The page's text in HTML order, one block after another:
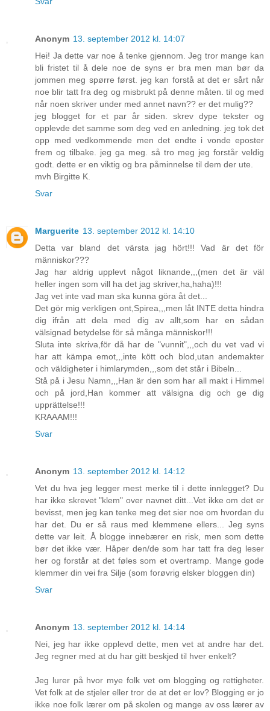
Anonym 13. september 2012 kl. 14:07
Hei! Ja dette var noe å tenke gjennom. Jeg tror mange kan
bli fristet til å dele noe de syns er bra men man bør da
jommen meg spørre først. jeg kan forstå at det er sårt når
noe blir tatt fra deg og misbrukt på denne måten. til og med
når noen skriver under med annet navn?? er det mulig??
jeg blogget for et par år siden. skrev dype tekster og
opplevde det samme som deg ved en anledning. jeg tok det
opp med vedkommende men det endte i vonde eposter
frem og tilbake. jeg ga meg. så tro meg jeg forstår veldig
godt. dette er en viktig og bra påminnelse til dem der ute.
mvh Birgitte K.
Svar
Marguerite 13. september 2012 kl. 14:10
Detta var bland det värsta jag hört!!! Vad är det för
människor???
Jag har aldrig upplevt något liknande,,,(men det är väl
heller ingen som vill ha det jag skriver,ha,haha)!!!
Jag vet inte vad man ska kunna göra åt det...
Det gör mig verkligen ont,Spirea,,,men låt INTE detta hindra
dig ifrån att dela med dig av allt,som har en sådan
välsignad betydelse för så många människor!!!
Sluta inte skriva,för då har de "vunnit",,,och du vet vad vi
har att kämpa emot,,,inte kött och blod,utan andemakter
och väldigheter i himlarymden,,,som det står i Bibeln...
Stå på i Jesu Namn,,,Han är den som har all makt i Himmel
och på jord,Han kommer att välsigna dig och ge dig
upprättelse!!!
KRAAAM!!!
Svar
Anonym 13. september 2012 kl. 14:12
Vet du hva jeg legger mest merke til i dette innlegget? Du
har ikke skrevet "klem" over navnet ditt...Vet ikke om det er
bevisst, men jeg kan tenke meg det sier noe om hvordan du
har det. Du er så raus med klemmene ellers... Jeg syns
dette var leit. Å blogge innebærer en risk, men som dette
bør det ikke vær. Håper den/de som har tatt fra deg leser
her og forstår at det føles som et overtramp. Mange gode
klemmer din vei fra Silje (som forøvrig elsker bloggen din)
Svar
Anonym 13. september 2012 kl. 14:14
Nei, jeg har ikke opplevd dette, men vet at andre har det.
Jeg regner med at du har gitt beskjed til hver enkelt?
Jeg lurer på hvor mye folk vet om blogging og rettigheter.
Vet folk at de stjeler eller tror de at det er lov? Blogging er jo
ikke noe folk lærer om på skolen og mange av oss lærer av